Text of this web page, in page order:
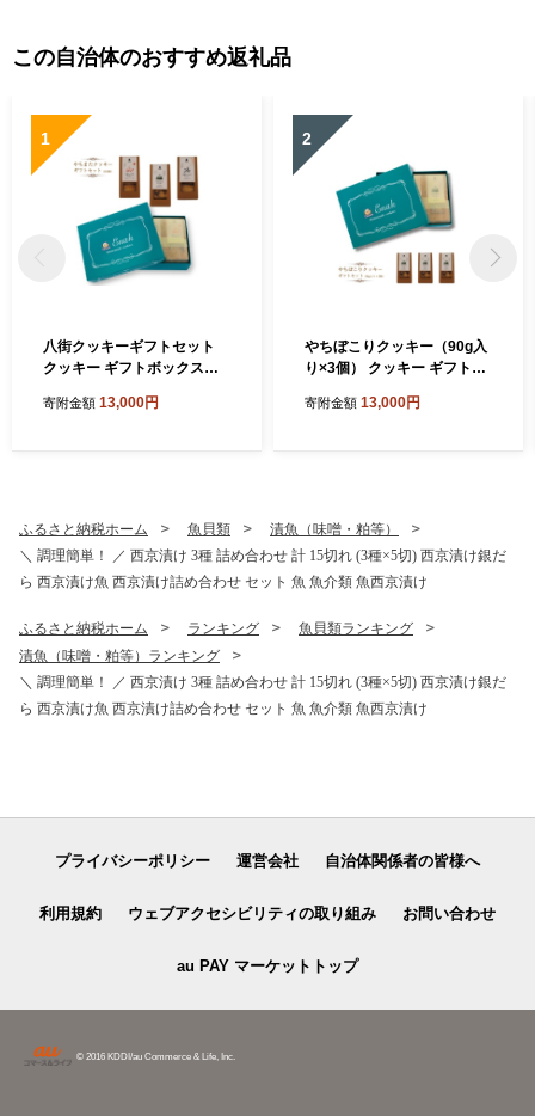
この自治体のおすすめ返礼品
1
八街クッキーギフトセット
クッキー ギフトボックスク
贈答用 お取り寄せスイーツ
寄附金額 13,000円
2
やちぼこりクッキー（90g入
り×3個） クッキー ギフトボ
レゼント 贈答用 お取り寄せ
寄附金額 13,000円
ふるさと納税ホーム 魚貝類
漬魚（味噌・粕等）
＼ 調理簡単！ ／ 西京漬け 3種 詰め合わせ 計 15切れ (3種×5切) 西京漬け銀だ
ら 西京漬け魚 西京漬け詰め合わせ セット 魚 魚介類 魚西京漬け
ふるさと納税ホーム ランキング
魚貝類ランキング
漬魚（味噌・粕等）ランキング
＼ 調理簡単！ ／ 西京漬け 3種 詰め合わせ 計 15切れ (3種×5切) 西京漬け銀だ
ら 西京漬け魚 西京漬け詰め合わせ セット 魚 魚介類 魚西京漬け
プライバシーポリシー 運営会社 自治体関係者の皆様へ
利用規約 ウェブアクセシビリティの取り組み お問い合わせ
au PAY マーケットトップ
© 2016 KDDI/au Commerce & Life, Inc.